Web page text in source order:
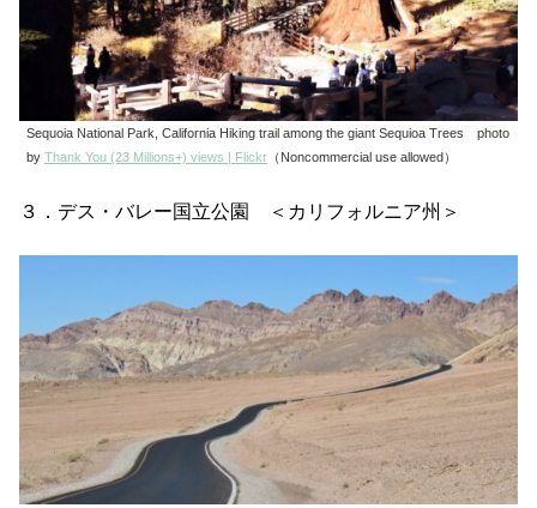
Sequoia National Park, California Hiking trail among the giant Sequioa Trees photo
by Thank You (23 Millions+) views | Flickr （Noncommercial use allowed）
３．デス・バレー国立公園 ＜カリフォルニア州＞